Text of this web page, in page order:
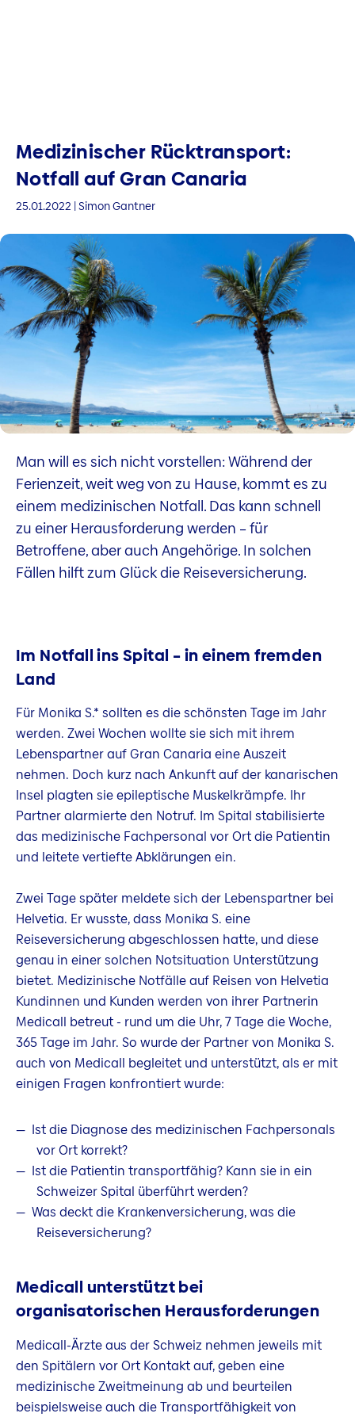
Medizinischer Rücktransport:
Notfall auf Gran Canaria
25.01.2022 | Simon Gantner
Man will es sich nicht vorstellen: Während der
Ferienzeit, weit weg von zu Hause, kommt es zu
einem medizinischen Notfall. Das kann schnell
zu einer Herausforderung werden – für
Betroffene, aber auch Angehörige. In solchen
Fällen hilft zum Glück die Reiseversicherung.
Im Notfall ins Spital – in einem fremden
Land
Für Monika S.* sollten es die schönsten Tage im Jahr
werden. Zwei Wochen wollte sie sich mit ihrem
Lebenspartner auf Gran Canaria eine Auszeit
nehmen. Doch kurz nach Ankunft auf der kanarischen
Insel plagten sie epileptische Muskelkrämpfe. Ihr
Partner alarmierte den Notruf. Im Spital stabilisierte
das medizinische Fachpersonal vor Ort die Patientin
und leitete vertiefte Abklärungen ein.
Zwei Tage später meldete sich der Lebenspartner bei
Helvetia. Er wusste, dass Monika S. eine
Reiseversicherung abgeschlossen hatte, und diese
genau in einer solchen Notsituation Unterstützung
bietet. Medizinische Notfälle auf Reisen von Helvetia
Kundinnen und Kunden werden von ihrer Partnerin
Medicall betreut - rund um die Uhr, 7 Tage die Woche,
365 Tage im Jahr. So wurde der Partner von Monika S.
auch von Medicall begleitet und unterstützt, als er mit
einigen Fragen konfrontiert wurde:
Ist die Diagnose des medizinischen Fachpersonals
vor Ort korrekt?
Ist die Patientin transportfähig? Kann sie in ein
Schweizer Spital überführt werden?
Was deckt die Krankenversicherung, was die
Reiseversicherung?
Medicall unterstützt bei
organisatorischen Herausforderungen
Medicall-Ärzte aus der Schweiz nehmen jeweils mit
den Spitälern vor Ort Kontakt auf, geben eine
medizinische Zweitmeinung ab und beurteilen
beispielsweise auch die Transportfähigkeit von